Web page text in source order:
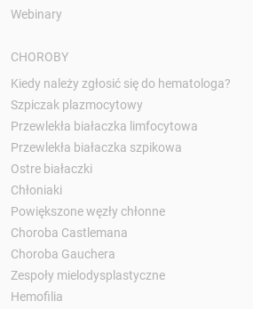
Webinary
CHOROBY
Kiedy należy zgłosić się do hematologa?
Szpiczak plazmocytowy
Przewlekła białaczka limfocytowa
Przewlekła białaczka szpikowa
Ostre białaczki
Chłoniaki
Powiększone węzły chłonne
Choroba Castlemana
Choroba Gauchera
Zespoły mielodysplastyczne
Hemofilia